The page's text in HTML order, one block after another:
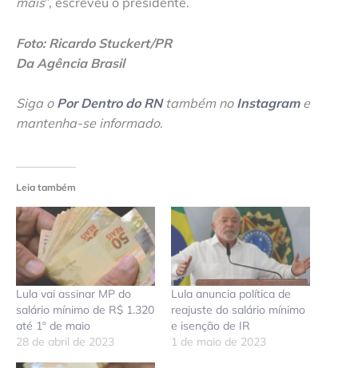
Foto: Ricardo Stuckert/PR
Da Agência Brasil
Siga o Por Dentro do RNtambém no Instagrame
mantenha-se informado.
Leia também
Lula vai assinar MP do
salário mínimo de R$ 1.320
até 1º de maio
28 de abril de 2023
Lula anuncia política de
reajuste do salário mínimo
e isenção de IR
1 de maio de 2023